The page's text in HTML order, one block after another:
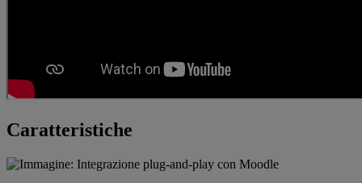
Caratteristiche